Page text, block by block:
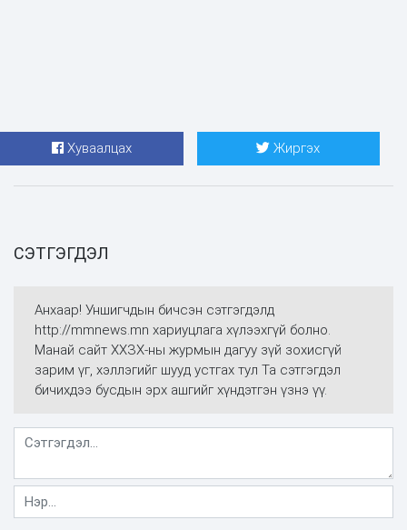
Хуваалцах Жиргэх
СЭТГЭГДЭЛ
Анхаар! Уншигчдын бичсэн сэтгэгдэлд
http://mmnews.mn хариуцлага хүлээхгүй болно.
Манай сайт ХХЗХ-ны журмын дагуу зүй зохисгүй
зарим үг, хэллэгийг шууд устгах тул Та сэтгэгдэл
бичихдээ бусдын эрх ашгийг хүндэтгэн үзнэ үү.